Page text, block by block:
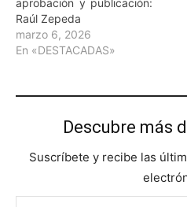
Raúl Zepeda
marzo 6, 2026
En «DESTACADAS»
Descubre más
Suscríbete y recibe las
Escribe tu correo electrónico…